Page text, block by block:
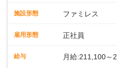
スタッフの働きやすさをサポ
や歩行数が約40%も削減され
なDX（デジタルトランスフォ
施設形態 ファミレス
雇用形態 正社員
給与 月給:211,100～